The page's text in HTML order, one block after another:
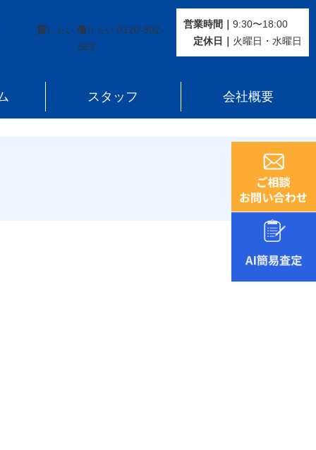
貸し たい 借り たい 0120-302-
563
営業時間｜ 9:30〜18:00
定休⽇｜ 火曜⽇・水曜⽇
スタッフ 会社概要